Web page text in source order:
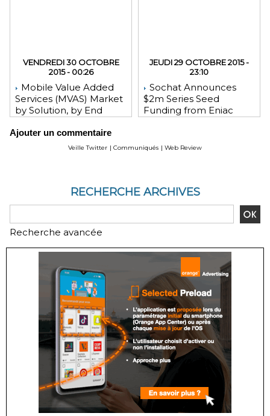
VENDREDI 30 OCTOBRE
2015 - 00:26
Mobile Value Added
Services (MVAS) Market
by Solution, by End
Geography - Global
Forecast and Analysis to
JEUDI 29 OCTOBRE 2015 -
23:10
Sochat Announces
$2m Series Seed
Funding from Eniac
Zhang
Ajouter un commentaire
Veille Twitter | Communiqués | Web Review
RECHERCHE ARCHIVES
Recherche avancée